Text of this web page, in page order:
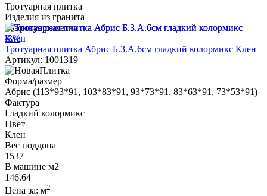
Тротуарная плитка
Изделия из гранита
Газонная решетка
-3%
Тротуарная плитка Абрис Б.3.А.6см гладкий колормикс Клен
Артикул: 1001319
Форма/размер
Абрис (113*93*91, 103*83*91, 93*73*91, 83*63*91, 73*53*91)
Фактура
Гладкий колормикс
Цвет
Клен
Вес поддона
1537
В машине м2
146.64
Цена за: м2